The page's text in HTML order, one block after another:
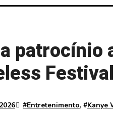
patrocínio
Festival
#Entretenimento, #Kanye